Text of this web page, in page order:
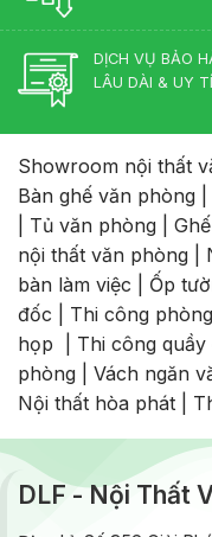
DỊCH VỤ BẢO
LÂU DÀI & UY
Showroom nội thất
Bàn ghế văn phòng
Tủ văn phòng
nội thất văn phòng
bàn làm việc
Ốp
đốc
Thi công
họp
Thi công quầy
phòng
Vách ngăn
Nội thất hòa phát
DLF - Nội Thất